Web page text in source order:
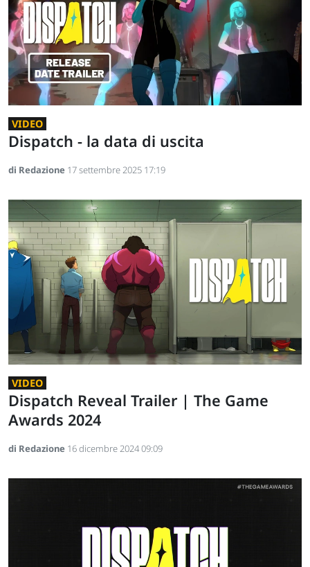
VIDEO
Dispatch - la data di uscita
di Redazione 17 settembre 2025 17:19
VIDEO
Dispatch Reveal Trailer | The Game
Awards 2024
di Redazione 16 dicembre 2024 09:09